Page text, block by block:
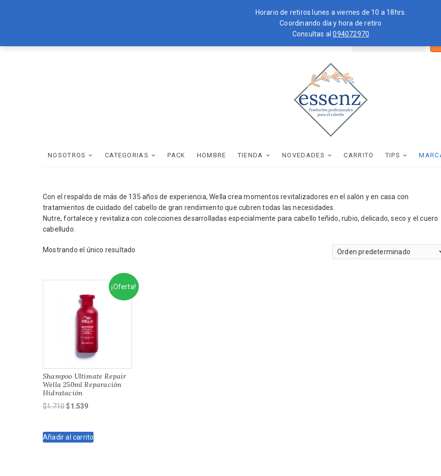
Horario de retiros lunes a viernes de 10 a 18hrs.
Coordinando día y hora de retiro
Consultas al094072970
to
por:
essenz
NOSOTROS CATEGORIAS PACK HOMBRE TIENDA NOVEDADES CARRITO TIPS
Con el respaldo de más de 135 años de experiencia, Wella crea momentos revitalizadores en el salón y en casa con
tratamientos de cuidado del cabello de gran rendimiento que cubren todas las necesidades.
Nutre, fortalece y revitaliza con colecciones desarrolladas especialmente para cabello teñido, rubio, delicado, seco y el cuero
cabelludo.
Mostrando el único resultado
¡Oferta!
Shampoo Ultimate Repair
Wella 250ml Reparación
Hidratación
$1.710El
era:
$1.539El
es:
Añadir al carrito